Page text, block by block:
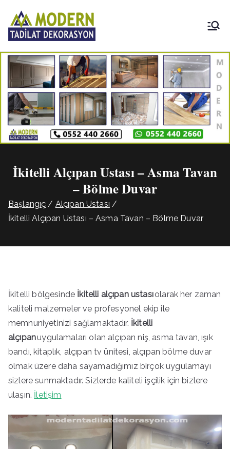
geç
Tadilat
Dekorasyon
İkitelli Alçıpan Ustası – Asma Tavan
– Bölme Duvar
Başlangıç
Alçıpan Ustası
İkitelli Alçıpan Ustası – Asma Tavan – Bölme Duvar
İkitelli bölgesinde İkitelli alçıpan ustasıolarak her zaman
kaliteli malzemeler ve profesyonel ekip ile
memnuniyetinizi sağlamaktadır. İkitelli
alçıpanuygulamaları olan alçıpan niş, asma tavan, ışık
bandı, kitaplık, alçıpan tv ünitesi, alçıpan bölme duvar
olmak üzere daha sayamadığımız birçok uygulamayı
sizlere sunmaktadır. Sizlerde kaliteli işçilik için bizlere
ulaşın. İletişim